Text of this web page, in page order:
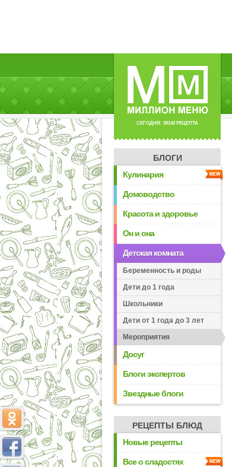
СЕГОДНЯ: 39142 РЕЦЕПТА
БЛОГИ
Кулинария
Домоводство
Красота и здоровье
Он и она
Детская комната
Беременность и роды
Дети до 1 года
Школьники
Дети от 1 года до 3 лет
Мероприятия
Досуг
Блоги экспертов
Звездные блоги
РЕЦЕПТЫ БЛЮД
Новые рецепты
Все о сладостях